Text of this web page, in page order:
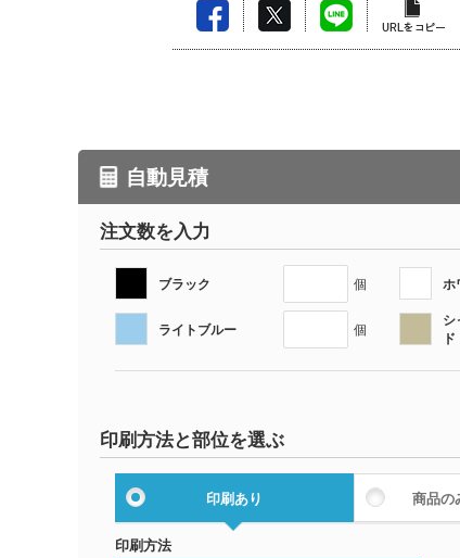
自動見積
注文数を入力
ブラック 個 ホ
ライトブルー 個
シ
ド
印刷方法と部位を選ぶ
印刷あり 商品の
印刷方法